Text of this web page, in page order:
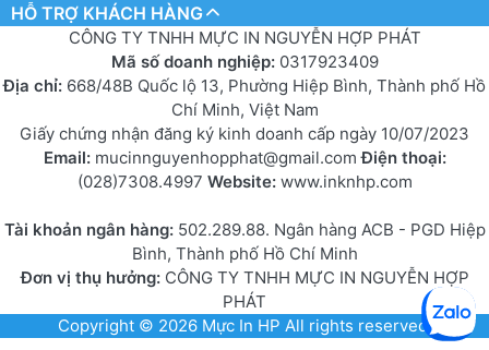
HỖ TRỢ KHÁCH HÀNG
CÔNG TY TNHH MỰC IN NGUYỄN HỢP PHÁT
Mã số doanh nghiệp: 0317923409
Địa chỉ: 668/48B Quốc lộ 13, Phường Hiệp Bình, Thành phố Hồ
Chí Minh, Việt Nam
Giấy chứng nhận đăng ký kinh doanh cấp ngày 10/07/2023
Email: mucinnguyenhopphat@gmail.comĐiện thoại:
(028)7308.4997 Website: www.inknhp.com
Tài khoản ngân hàng: 502.289.88. Ngân hàng ACB - PGD Hiệp
Bình, Thành phố Hồ Chí Minh
Đơn vị thụ hưởng:CÔNG TY TNHH MỰC IN NGUYỄN HỢP
PHÁT
Copyright © 2026 Mực In HP All rights reserved.